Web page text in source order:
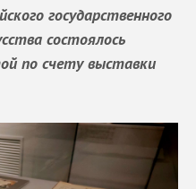
государственного
состоялось
по счету выставки